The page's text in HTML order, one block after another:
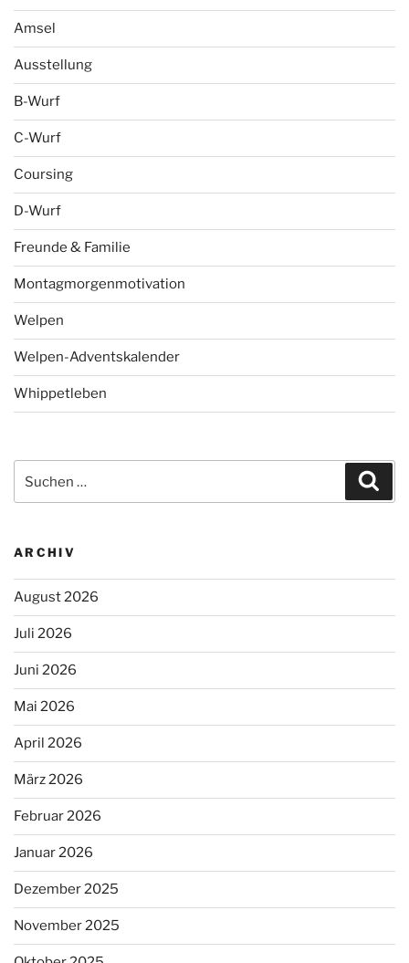
Amsel
Ausstellung
B-Wurf
C-Wurf
Coursing
D-Wurf
Freunde & Familie
Montagmorgenmotivation
Welpen
Welpen-Adventskalender
Whippetleben
nach:
ARCHIV
August 2026
Juli 2026
Juni 2026
Mai 2026
April 2026
März 2026
Februar 2026
Januar 2026
Dezember 2025
November 2025